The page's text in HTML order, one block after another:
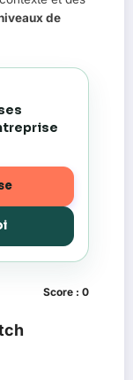
de
Score : 0